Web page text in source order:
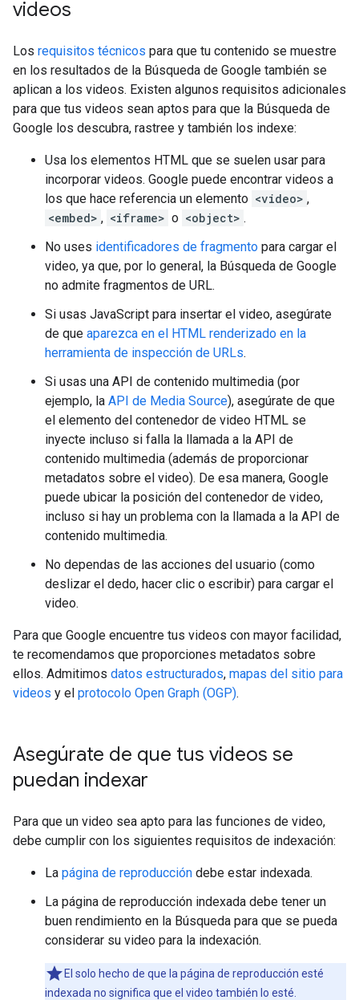
videos
Los requisitos técnicos para que tu contenido se muestre
en los resultados de la Búsqueda de Google también se
aplican a los videos. Existen algunos requisitos adicionales
para que tus videos sean aptos para que la Búsqueda de
Google los descubra, rastree y también los indexe:
Usa los elementos HTML que se suelen usar para
incorporar videos. Google puede encontrar videos a
los que hace referencia un elemento <video> ,
<embed> , <iframe> o <object> .
No uses identificadores de fragmento para cargar el
video, ya que, por lo general, la Búsqueda de Google
no admite fragmentos de URL.
Si usas JavaScript para insertar el video, asegúrate
de que aparezca en el HTML renderizado en la
herramienta de inspección de URLs.
Si usas una API de contenido multimedia (por
ejemplo, la API de Media Source), asegúrate de que
el elemento del contenedor de video HTML se
inyecte incluso si falla la llamada a la API de
contenido multimedia (además de proporcionar
metadatos sobre el video). De esa manera, Google
puede ubicar la posición del contenedor de video,
incluso si hay un problema con la llamada a la API de
contenido multimedia.
No dependas de las acciones del usuario (como
deslizar el dedo, hacer clic o escribir) para cargar el
video.
Para que Google encuentre tus videos con mayor facilidad,
te recomendamos que proporciones metadatos sobre
ellos. Admitimos datos estructurados, mapas del sitio para
videos y el protocolo Open Graph (OGP).
Asegúrate de que tus videos se
puedan indexar
Para que un video sea apto para las funciones de video,
debe cumplir con los siguientes requisitos de indexación:
La página de reproducción debe estar indexada.
La página de reproducción indexada debe tener un
buen rendimiento en la Búsqueda para que se pueda
considerar su video para la indexación.
El solo hecho de que la página de reproducción esté
indexada no significa que el video también lo esté.